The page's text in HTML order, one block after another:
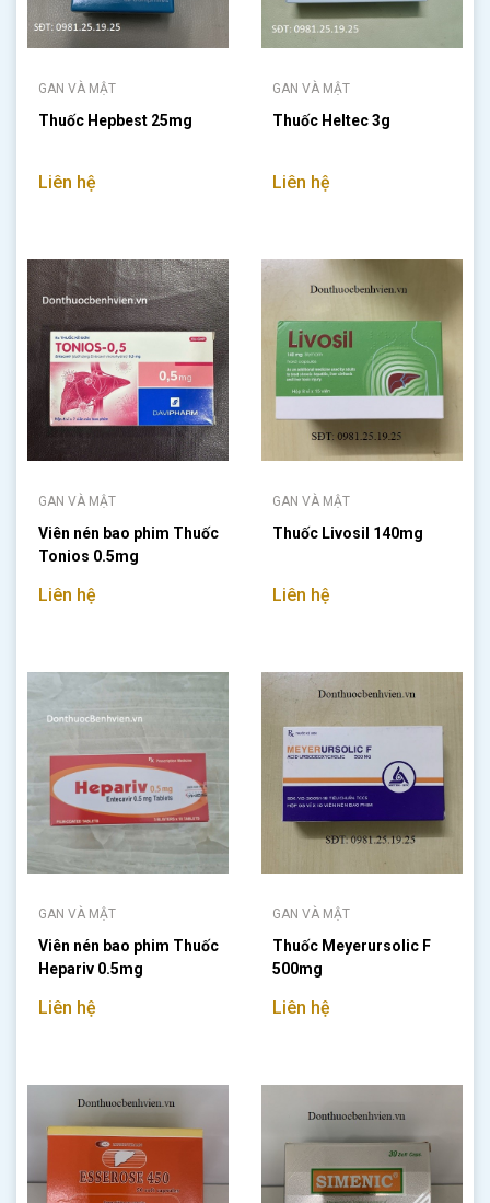
GAN VÀ MẬT
Thuốc Hepbest 25mg
Liên hệ
GAN VÀ MẬT
Thuốc Heltec 3g
Liên hệ
GAN VÀ MẬT
Viên nén bao phim Thuốc
Tonios 0.5mg
Liên hệ
GAN VÀ MẬT
Thuốc Livosil 140mg
Liên hệ
GAN VÀ MẬT
Viên nén bao phim Thuốc
Hepariv 0.5mg
Liên hệ
GAN VÀ MẬT
Thuốc Meyerursolic F
500mg
Liên hệ